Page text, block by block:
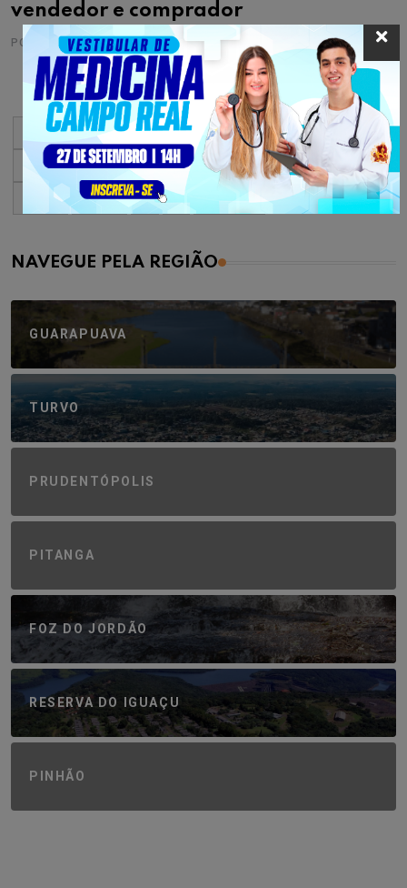
vendedor e comprador
POR CRISTINA ESTECHE 16/05/2016
« Primeiro « ... 10 20 30 ...
2.652
2.653
2.654 2.655 2.656 ...
2.660
2.670
2.680 ... » Último »
NAVEGUE PELA REGIÃO
GUARAPUAVA
TURVO
PRUDENTÓPOLIS
PITANGA
FOZ DO JORDÃO
RESERVA DO IGUAÇU
PINHÃO